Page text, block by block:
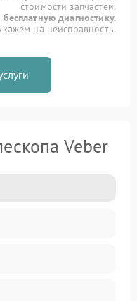
стоимости запчастей.
диагностику.
на неисправность.
Veber